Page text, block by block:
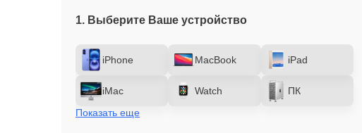
1. Выберите Ваше устройство
iPhone MacBook iPad
iMac Watch
ПК
Показать еще